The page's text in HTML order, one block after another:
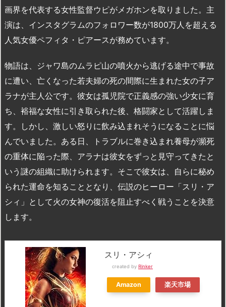
画界を代表する女性監督ウピがメガホンを取りました。主
演は、インスタグラムのフォロワー数が1800万人を超える
人気女優ペフィタ・ピアースが務めています。
物語は、ジャワ島のムラピ山の噴火から逃げる途中で事故
に遭い、亡くなった若夫婦の死の間際に生まれた女の子ア
ラナが主人公です。彼女は孤児院で正義感の強い少女に育
ち、裕福な女性に引き取られた後、格闘家として活躍しま
す。しかし、激しい怒りに飲み込まれそうになることに悩
んでいました。ある日、トラブルに巻き込まれ養母が瀕死
の重体に陥った際、アラナは彼女をずっと見守ってきたと
いう謎の組織に助けられます。そこで彼女は、自らに秘め
られた運命を知ることとなり、伝説のヒーロー「スリ・ア
シィ」として火の女神の復活を阻止すべく戦うことを決意
します。
スリ・アシィ
created by Rinker
Amazon 楽天市場